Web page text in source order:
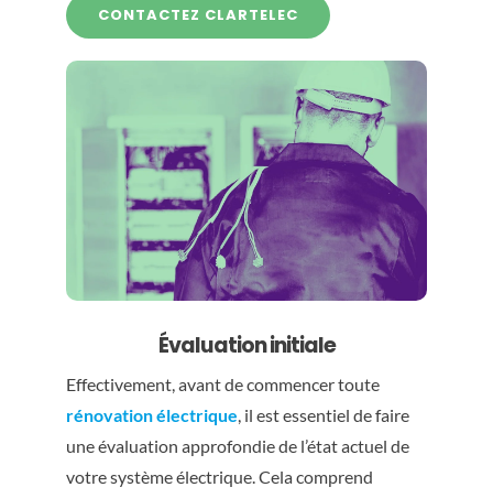
CONTACTEZ CLARTELEC
Évaluation initiale
Effectivement, avant de commencer toute
rénovation électrique, il est essentiel de faire
une évaluation approfondie de l’état actuel de
votre système électrique. Cela comprend